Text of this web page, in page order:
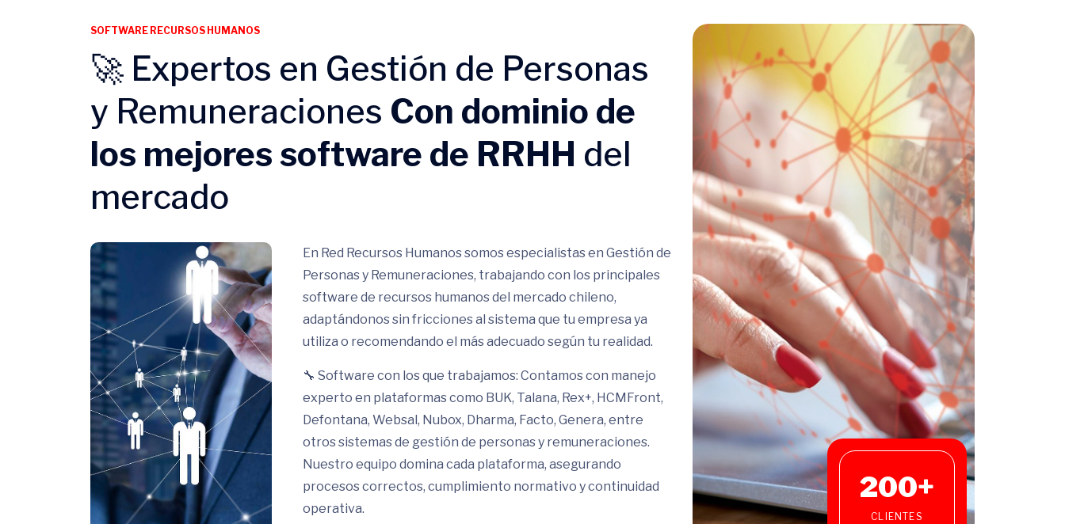
SOFTWARE RECURSOS HUMANOS
🚀 Expertos en Gestión de Personas
y Remuneraciones Con dominio de
los mejores software de RRHH del
mercado
En Red Recursos Humanos somos especialistas en Gestión de
Personas y Remuneraciones, trabajando con los principales
software de recursos humanos del mercado chileno,
adaptándonos sin fricciones al sistema que tu empresa ya
utiliza o recomendando el más adecuado según tu realidad.
🔧 Software con los que trabajamos: Contamos con manejo
experto en plataformas como BUK, Talana, Rex+, HCMFront,
Defontana, Websal, Nubox, Dharma, Facto, Genera, entre
otros sistemas de gestión de personas y remuneraciones.
Nuestro equipo domina cada plataforma, asegurando
procesos correctos, cumplimiento normativo y continuidad
operativa.
200+
CLIENTES